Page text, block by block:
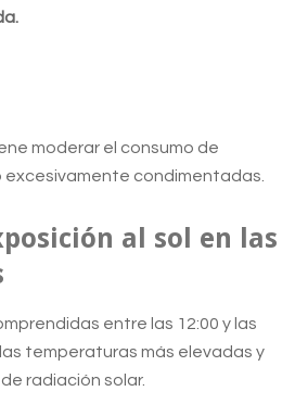
moderar el consumo de
excesivamente condimentadas.
al sol en las
entre las 12:00 y las
temperaturas más elevadas y
radiación solar.